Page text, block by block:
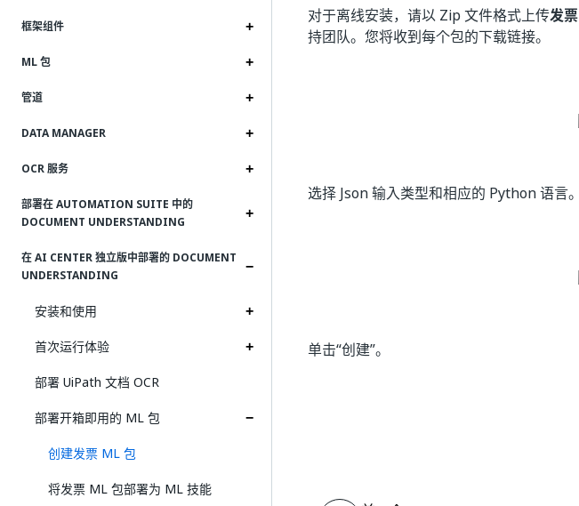
框架组件
ML 包
管道
DATA MANAGER
OCR 服务
部署在 AUTOMATION SUITE 中的
DOCUMENT UNDERSTANDING
在 AI CENTER 独立版中部署的 DOCUMENT
UNDERSTANDING
安装和使用
首次运行体验
部署 UiPath 文档 OCR
部署开箱即用的 ML 包
创建发票 ML 包
将发票 ML 包部署为 ML 技能
对于离线安装，请以 Zip 文件格式上传发票
持团队。您将收到每个包的下载链接。
选择 Json 输入类型和相应的 Python 语言。
单击“创建”。